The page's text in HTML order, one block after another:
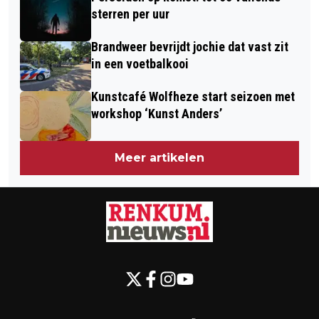
HET KERKJE OP DE HEUVEL
sterren per uur
Brandweer bevrijdt jochie dat vast zit
in een voetbalkooi
Kunstcafé Wolfheze start seizoen met
workshop ‘Kunst Anders’
Meer artikelen